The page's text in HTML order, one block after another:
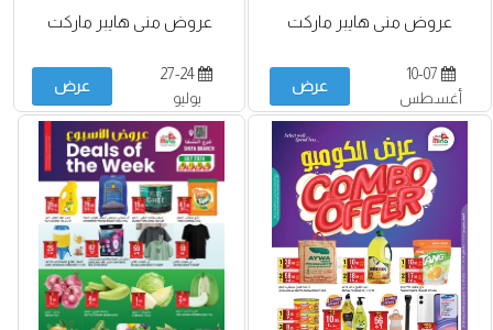
عروض منى هايبر ماركت
10-07
أغسطس
عرض
عروض منى هايبر ماركت
27-24
يوليو
عرض